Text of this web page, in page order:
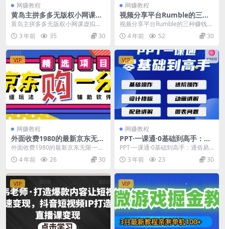
网赚教程
黄岛主拼多多无版权小网课虚
拟玩法，单天变现100-200，
全程复盘大解析！
黄岛主拼多多无版权小网课虚拟玩
法，单天变现100-200，全程复盘
大解析！ 今天...
3 年前 35 30
网赚教程
视频分享平台Rumble的三种
赚钱模式，上传视频赚钱的方
法，操作简单，只需复制粘贴
视频分享平台Rumble的三种赚钱模
式，上传视频赚钱的方法，操作简
单，只需复制粘...
4 年前 52 30
VIP
网赚教程
外面收费1980的最新京东无限
一分购项目，一天轻松几百单
外面收费1980的最新京东无限一分
购项目，一天轻松几百单（玩法+教
程+软件） 项...
4 年前 26 30
VIP
网赚教程
PPT·一课通·0基础到高手：通
俗易懂快速掌握PPT的各种应
PPT·一课通·0基础到高手：通俗易
懂快速掌握PPT的各种应用场合 零
基础到高手...
3 年前 23 30
VIP VIP